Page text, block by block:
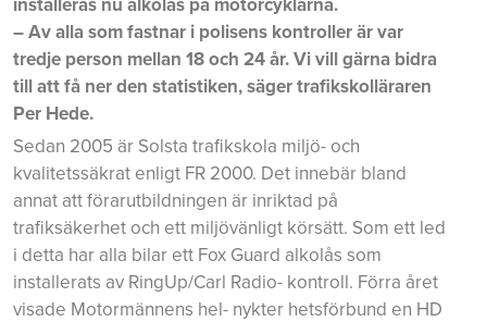
installeras nu alkolås på motorcyklarna.
– Av alla som fastnar i polisens kontroller är var
tredje person mellan 18 och 24 år. Vi vill gärna bidra
till att få ner den statistiken, säger trafikskolläraren
Per Hede.
Sedan 2005 är Solsta trafikskola miljö- och
kvalitetssäkrat enligt FR 2000. Det innebär bland
annat att förarutbildningen är inriktad på
trafiksäkerhet och ett miljövänligt körsätt. Som ett led
i detta har alla bilar ett Fox Guard alkolås som
installerats av RingUp/Carl Radio- kontroll. Förra året
visade Motormännens hel- nykter hetsförbund en HD